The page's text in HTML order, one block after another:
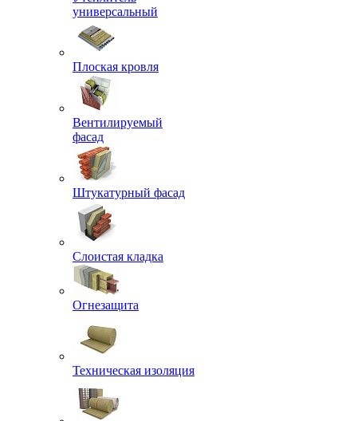
универсальный
Плоская кровля
Вентилируемый
фасад
Штукатурный фасад
Слоистая кладка
Огнезащита
Техническая изоляция